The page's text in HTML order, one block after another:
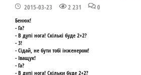
2015-03-23 2 231 0
Бенюк!
- Га?
- В дупі нога! Скількі буде 2+2?
- 3!
- Сідай, не бути тобі інженером!
- Іващук!
- Га?
- В дупі нога! Скільки буде 2+2?